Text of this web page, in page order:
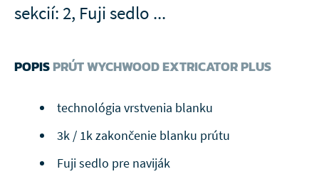
sekcií: 2, Fuji sedlo ...
POPISPRÚT WYCHWOOD EXTRICATOR PLUS
technológia vrstvenia blanku
3k / 1k zakončenie blanku prútu
Fuji sedlo pre naviják